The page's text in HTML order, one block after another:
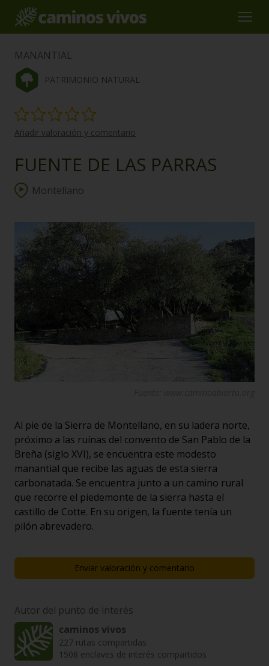
MANANTIAL
PATRIMONIO NATURAL
Añadir valoración y comentario
FUENTE DE LAS PARRAS
Montellano
Al pie de la Sierra de Montellano, en su ladera norte,
próximo a las ruínas del convento de San Pablo de la
Breña (siglo XVI), se encuentra este modesto
manantial que recibe las aguas de esta sierra
carbonatada. Se encuentra junto a un camino rural
que recorre el piedemonte de la sierra hasta el
castillo de Cotte. En su origen, la fuente tenía un
pilón abrevadero.
Enviar valoración y comentario
Autor del punto de interés
caminos vivos
227 rutas compartidas
1508 enclaves de interés compartidos